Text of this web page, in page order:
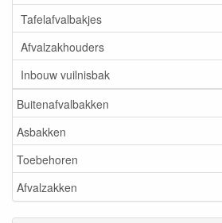
Tafelafvalbakjes
Afvalzakhouders
Inbouw vuilnisbak
Buitenafvalbakken
Asbakken
Toebehoren
Afvalzakken